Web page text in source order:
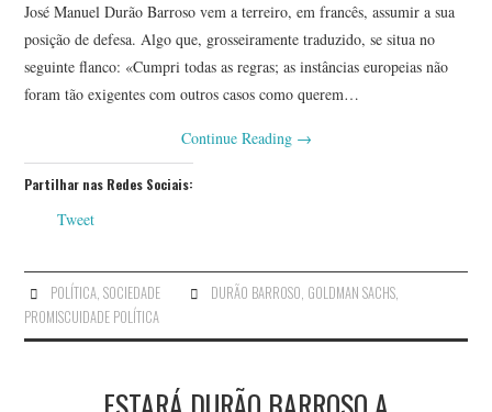
José Manuel Durão Barroso vem a terreiro, em francês, assumir a sua
posição de defesa. Algo que, grosseiramente traduzido, se situa no
seguinte flanco: «Cumpri todas as regras; as instâncias europeias não
foram tão exigentes com outros casos como querem…
Continue Reading →
Partilhar nas Redes Sociais:
Tweet
POLÍTICA, SOCIEDADE DURÃO BARROSO, GOLDMAN SACHS,
PROMISCUIDADE POLÍTICA